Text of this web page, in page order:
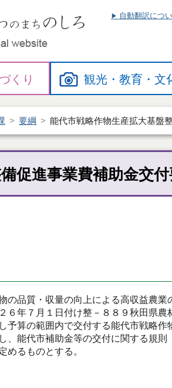
自動翻訳につ
くり 観光・教育・文
要綱 能代市戦略作物生産拡大基盤
促進事業費補助金交
品質・収量の向上による高収益農業
６年７月１日付け整－８８９秋田県農
予算の範囲内で交付する能代市戦略作
、能代市補助金等の交付に関する規則
めるものとする。